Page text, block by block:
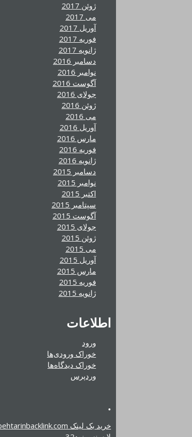
ژوئن 2017
می 2017
آوریل 2017
فوریه 2017
ژانویه 2017
دسامبر 2016
نوامبر 2016
آگوست 2016
جولای 2016
ژوئن 2016
می 2016
آوریل 2016
مارس 2016
فوریه 2016
ژانویه 2016
دسامبر 2015
نوامبر 2015
اکتبر 2015
سپتامبر 2015
آگوست 2015
جولای 2015
ژوئن 2015
می 2015
آوریل 2015
مارس 2015
فوریه 2015
ژانویه 2015
اطلاعات
ورود
خوراک ورودی‌ها
خوراک دیدگاه‌ها
وردپرس
.
خرید بک لینک behtarinbacklink.com